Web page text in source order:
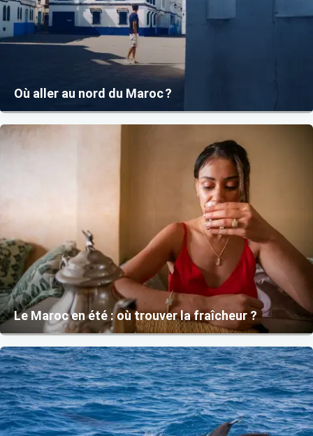
Où aller au nord du Maroc ?
Le Maroc en été : où trouver la fraîcheur ?